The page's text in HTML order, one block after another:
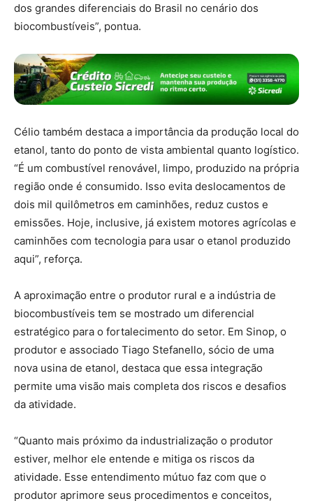
dos grandes diferenciais do Brasil no cenário dos
biocombustíveis”, pontua.
Célio também destaca a importância da produção local do
etanol, tanto do ponto de vista ambiental quanto logístico.
“É um combustível renovável, limpo, produzido na própria
região onde é consumido. Isso evita deslocamentos de
dois mil quilômetros em caminhões, reduz custos e
emissões. Hoje, inclusive, já existem motores agrícolas e
caminhões com tecnologia para usar o etanol produzido
aqui”, reforça.
A aproximação entre o produtor rural e a indústria de
biocombustíveis tem se mostrado um diferencial
estratégico para o fortalecimento do setor. Em Sinop, o
produtor e associado Tiago Stefanello, sócio de uma
nova usina de etanol, destaca que essa integração
permite uma visão mais completa dos riscos e desafios
da atividade.
“Quanto mais próximo da industrialização o produtor
estiver, melhor ele entende e mitiga os riscos da
atividade. Esse entendimento mútuo faz com que o
produtor aprimore seus procedimentos e conceitos,